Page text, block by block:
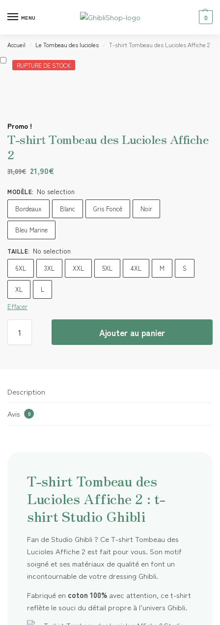
MENU 0
Accueil / Le Tombeau des lucioles / T-shirt Tombeau des Lucioles Affiche 2
RUPTURE DE STOCK
Promo !
T-shirt Tombeau des Lucioles Affiche
2
31,09€ 21,90€
MODÈLE: No selection
Bordeaux Blanc Gris Foncé Noir
Bleu Marine
TAILLE: No selection
6XL 3XL XXL 5XL 4XL M S
XL
L
Effacer
Ajouter au panier
Description
Avis 0
T-shirt Tombeau des
Lucioles Affiche 2 : t-
shirt Studio Ghibli
Fan de Studio Ghibli ? Ce T-shirt Tombeau des
Lucioles Affiche 2 est fait pour vous. Son motif
soigné et ses matériaux de qualité en font un
incontournable de votre dressing Ghibli.
Fabriqué en coton 100% avec attention, ce t-shirt
reflète le souci du détail propre à l’univers Ghibli.